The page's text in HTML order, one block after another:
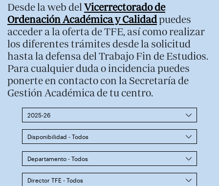
Desde la web delVicerrectorado de
Ordenación Académica y Calidadpuedes
acceder a la oferta de TFE, así como realizar
los diferentes trámites desde la solicitud
hasta la defensa del Trabajo Fin de Estudios.
Para cualquier duda o incidencia puedes
ponerte en contacto con la Secretaría de
Gestión Académica de tu centro.
2025-26
Disponibilidad - Todos
Departamento - Todos
Director TFE - Todos